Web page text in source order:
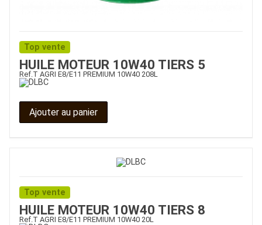
Top vente
HUILE MOTEUR 10W40 TIERS 5
Ref.T AGRI E8/E11 PREMIUM 10W40 208L
Ajouter au panier
Top vente
HUILE MOTEUR 10W40 TIERS 8
Ref.T AGRI E8/E11 PREMIUM 10W40 20L